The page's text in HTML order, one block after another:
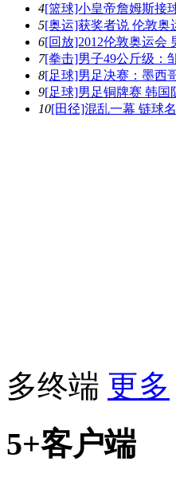
4[篮球]小皇帝詹姆斯接
5[奥运]获奖者说 伦敦奥
6[回放]2012伦敦奥运会
7[拳击]男子49公斤级：
8[足球]男足决赛：墨西
9[足球]男足铜牌赛 韩国
10[田径]混乱一幕 链球
多终端 更多
5+客户端